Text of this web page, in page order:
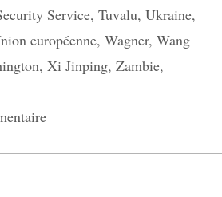
Service, Tuvalu, Ukraine,
européenne, Wagner, Wang
, Xi Jinping, Zambie,